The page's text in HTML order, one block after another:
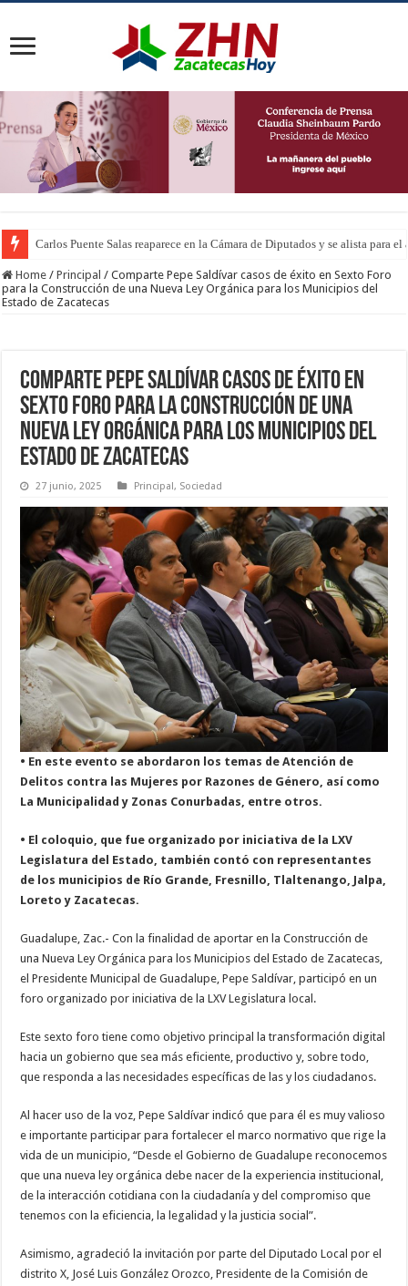
Carlos Puente Salas reaparece en la Cámara de Diputados y se alista para
Home / Principal / Comparte Pepe Saldívar casos de éxito en Sexto Foro
para la Construcción de una Nueva Ley Orgánica para los Municipios del
Estado de Zacatecas
Comparte Pepe Saldívar casos de éxito en
Sexto Foro para la Construcción de una
Nueva Ley Orgánica para los Municipios del
Estado de Zacatecas
27 junio, 2025 Principal, Sociedad
• En este evento se abordaron los temas de Atención de
Delitos contra las Mujeres por Razones de Género, así como
La Municipalidad y Zonas Conurbadas, entre otros.
• El coloquio, que fue organizado por iniciativa de la LXV
Legislatura del Estado, también contó con representantes
de los municipios de Río Grande, Fresnillo, Tlaltenango, Jalpa,
Loreto y Zacatecas.
Guadalupe, Zac.- Con la finalidad de aportar en la Construcción de
una Nueva Ley Orgánica para los Municipios del Estado de Zacatecas,
el Presidente Municipal de Guadalupe, Pepe Saldívar, participó en un
foro organizado por iniciativa de la LXV Legislatura local.
Este sexto foro tiene como objetivo principal la transformación digital
hacia un gobierno que sea más eficiente, productivo y, sobre todo,
que responda a las necesidades específicas de las y los ciudadanos.
Al hacer uso de la voz, Pepe Saldívar indicó que para él es muy valioso
e importante participar para fortalecer el marco normativo que rige la
vida de un municipio, “Desde el Gobierno de Guadalupe reconocemos
que una nueva ley orgánica debe nacer de la experiencia institucional,
de la interacción cotidiana con la ciudadanía y del compromiso que
tenemos con la eficiencia, la legalidad y la justicia social”.
Asimismo, agradeció la invitación por parte del Diputado Local por el
distrito X, José Luis González Orozco, Presidente de la Comisión de